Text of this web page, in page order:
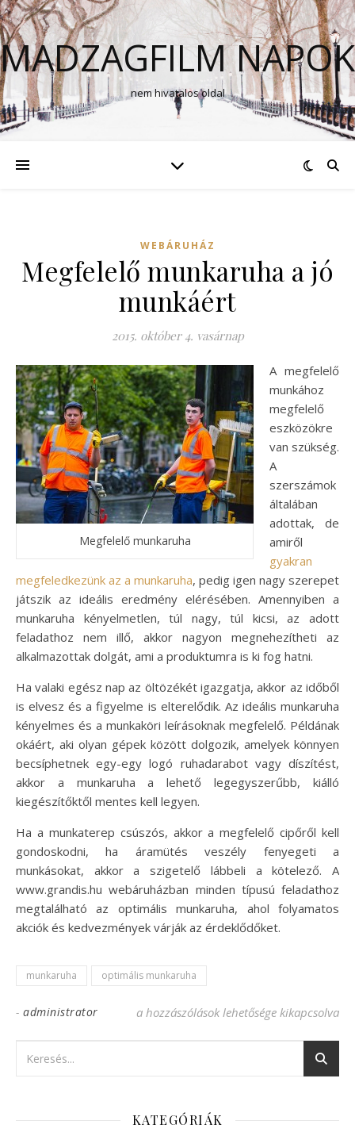
MADZAGFILM NAPOK
nem hivatalos oldal
WEBÁRUHÁZ
Megfelelő munkaruha a jó
munkáért
2015. október 4. vasárnap
Megfelelő munkaruha
A megfelelő
munkához
megfelelő
eszközökre
van szükség.
A
szerszámok
általában
adottak, de
amiről
gyakran
megfeledkezünk az a munkaruha, pedig igen nagy szerepet
játszik az ideális eredmény elérésében. Amennyiben a
munkaruha kényelmetlen, túl nagy, túl kicsi, az adott
feladathoz nem illő, akkor nagyon megnehezítheti az
alkalmazottak dolgát, ami a produktumra is ki fog hatni.
Ha valaki egész nap az öltözékét igazgatja, akkor az időből
is elvesz és a figyelme is elterelődik. Az ideális munkaruha
kényelmes és a munkaköri leírásoknak megfelelő. Példának
okáért, aki olyan gépek között dolgozik, amelyek könnyen
becsíphetnek egy-egy logó ruhadarabot vagy díszítést,
akkor a munkaruha a lehető legegyszerűbb, kiálló
kiegészítőktől mentes kell legyen.
Ha a munkaterep csúszós, akkor a megfelelő cipőről kell
gondoskodni, ha áramütés veszély fenyegeti a
munkásokat, akkor a szigetelő lábbeli a kötelező. A
www.grandis.hu webáruházban minden típusú feladathoz
megtalálható az optimális munkaruha, ahol folyamatos
akciók és kedvezmények várják az érdeklődőket.
munkaruha optimális munkaruha
- administrator Megfelelő munkaruha a jó munkáért
a hozzászólások lehetősége kikapcsolva
KATEGÓRIÁK